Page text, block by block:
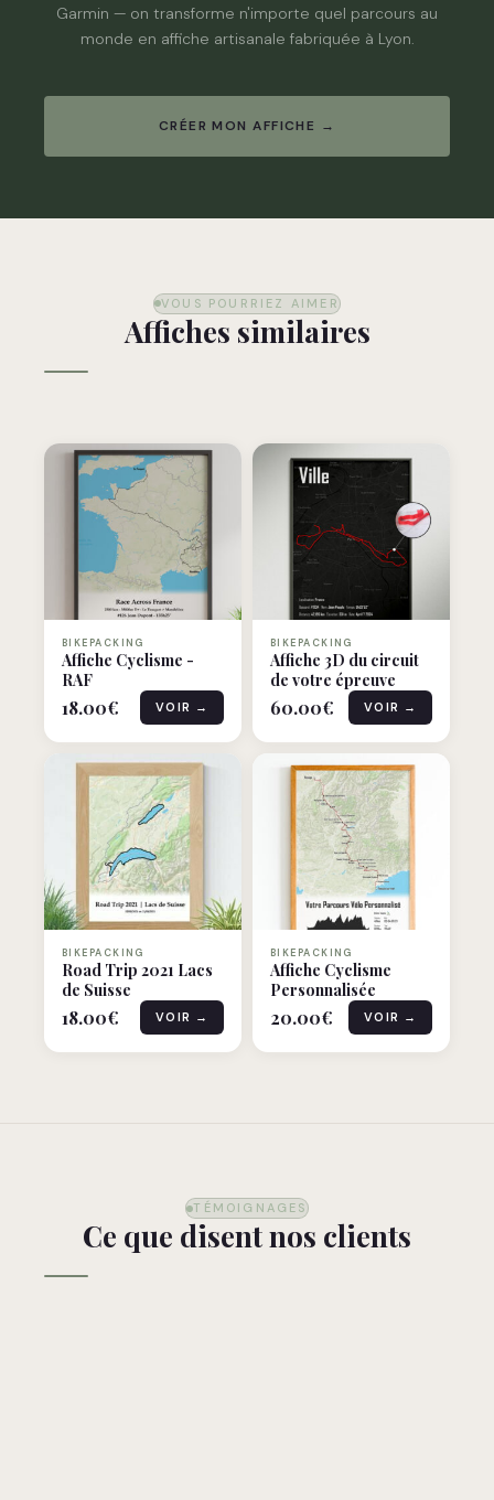
Garmin — on transforme n'importe quel parcours au
monde en affiche artisanale fabriquée à Lyon.
CRÉER MON AFFICHE →
VOUS POURRIEZ AIMER
Affiches similaires
BIKEPACKING
Affiche Cyclisme -
RAF
18.00€ VOIR →
BIKEPACKING
Affiche 3D du circuit
de votre épreuve
60.00€ VOIR →
BIKEPACKING
Road Trip 2021 Lacs
de Suisse
18.00€ VOIR →
BIKEPACKING
Affiche Cyclisme
Personnalisée
20.00€ VOIR →
TÉMOIGNAGES
Ce que disent nos clients